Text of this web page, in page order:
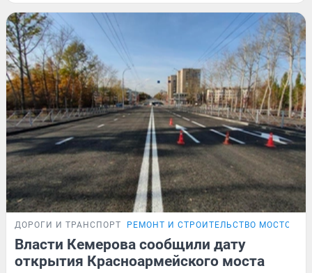
ДОРОГИ И ТРАНСПОРТ РЕМОНТ И СТРОИТЕЛЬСТВО МОСТОВ В
Власти Кемерова сообщили дату
открытия Красноармейского моста